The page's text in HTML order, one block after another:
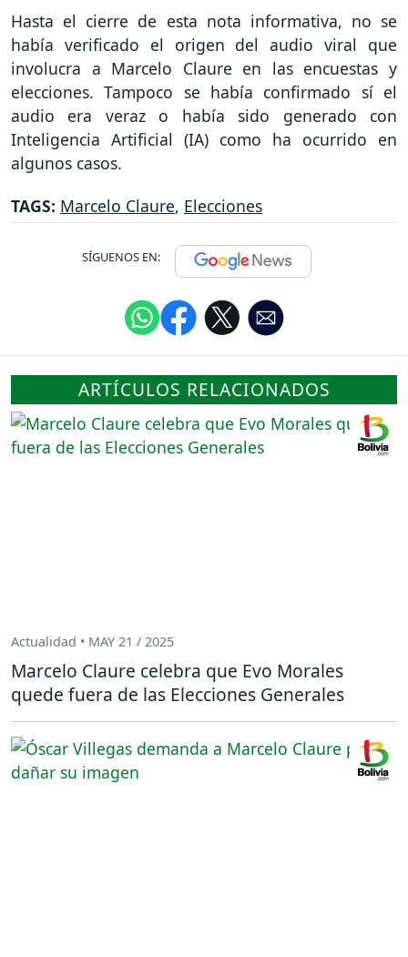
Hasta el cierre de esta nota informativa, no se
había verificado el origen del audio viral que
involucra a Marcelo Claure en las encuestas y
elecciones. Tampoco se había confirmado sí el
audio era veraz o había sido generado con
Inteligencia Artificial (IA) como ha ocurrido en
algunos casos.
TAGS: Marcelo Claure, Elecciones
SÍGUENOS EN:
ARTÍCULOS RELACIONADOS
Actualidad • MAY 21 / 2025
Marcelo Claure celebra que Evo Morales
quede fuera de las Elecciones Generales